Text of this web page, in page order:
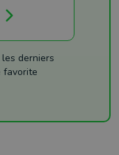
derniers
favorite